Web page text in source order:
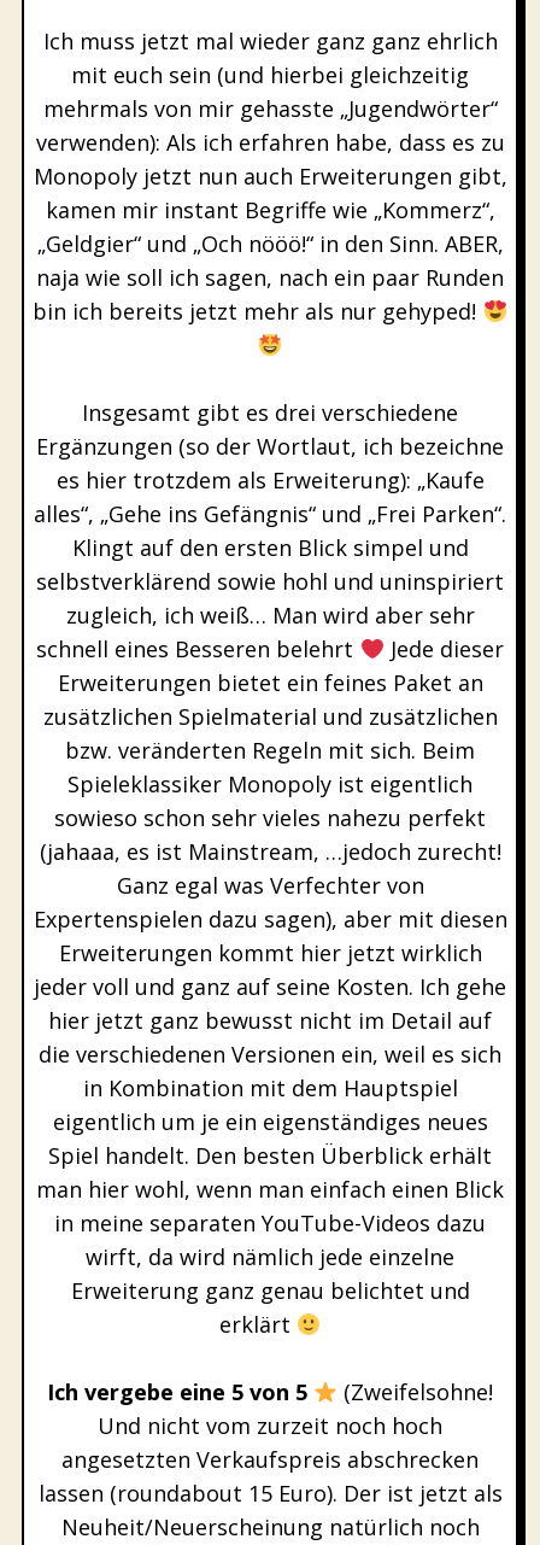
Ich muss jetzt mal wieder ganz ganz ehrlich
mit euch sein (und hierbei gleichzeitig
mehrmals von mir gehasste „Jugendwörter“
verwenden): Als ich erfahren habe, dass es zu
Monopoly jetzt nun auch Erweiterungen gibt,
kamen mir instant Begriffe wie „Kommerz“,
„Geldgier“ und „Och nööö!“ in den Sinn. ABER,
naja wie soll ich sagen, nach ein paar Runden
bin ich bereits jetzt mehr als nur gehyped!
Insgesamt gibt es drei verschiedene
Ergänzungen (so der Wortlaut, ich bezeichne
es hier trotzdem als Erweiterung): „Kaufe
alles“, „Gehe ins Gefängnis“ und „Frei Parken“.
Klingt auf den ersten Blick simpel und
selbstverklärend sowie hohl und uninspiriert
zugleich, ich weiß… Man wird aber sehr
schnell eines Besseren belehrt
Jede dieser
Erweiterungen bietet ein feines Paket an
zusätzlichen Spielmaterial und zusätzlichen
bzw. veränderten Regeln mit sich. Beim
Spieleklassiker Monopoly ist eigentlich
sowieso schon sehr vieles nahezu perfekt
(jahaaa, es ist Mainstream, …jedoch zurecht!
Ganz egal was Verfechter von
Expertenspielen dazu sagen), aber mit diesen
Erweiterungen kommt hier jetzt wirklich
jeder voll und ganz auf seine Kosten. Ich gehe
hier jetzt ganz bewusst nicht im Detail auf
die verschiedenen Versionen ein, weil es sich
in Kombination mit dem Hauptspiel
eigentlich um je ein eigenständiges neues
Spiel handelt. Den besten Überblick erhält
man hier wohl, wenn man einfach einen Blick
in meine separaten YouTube-Videos dazu
wirft, da wird nämlich jede einzelne
Erweiterung ganz genau belichtet und
erklärt
Ich vergebe eine 5 von 5
(Zweifelsohne!
Und nicht vom zurzeit noch hoch
angesetzten Verkaufspreis abschrecken
lassen (roundabout 15 Euro). Der ist jetzt als
Neuheit/Neuerscheinung natürlich noch